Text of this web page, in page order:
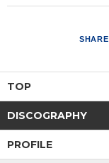
SHARE
TOP
DISCOGRAPHY
PROFILE